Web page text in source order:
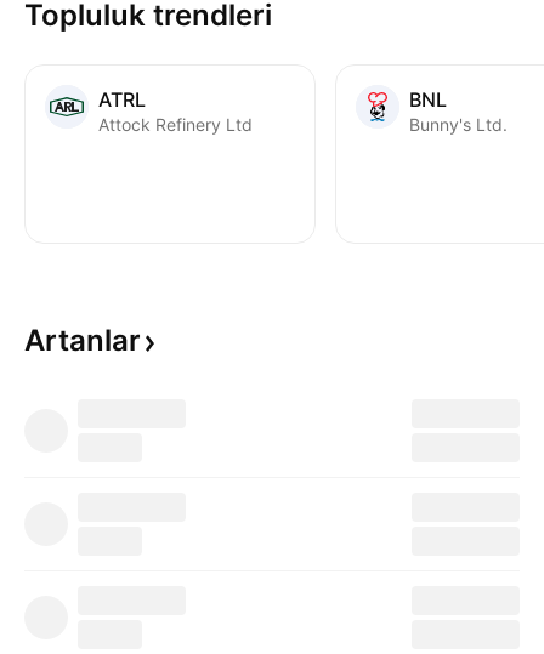
Topluluk trendleri
ATRL
Attock Refinery Ltd
BNL
Bunny's Ltd.
Artanlar